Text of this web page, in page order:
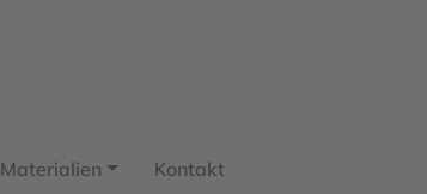
Materialien Kontakt